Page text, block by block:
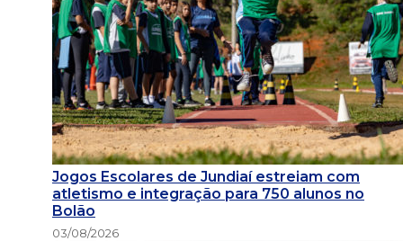
Jogos Escolares de Jundiaí estreiam com
atletismo e integração para 750 alunos no
Bolão
03/08/2026